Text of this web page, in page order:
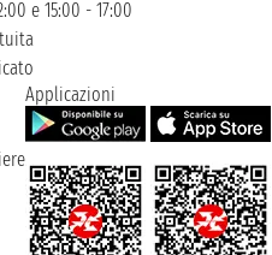
e 15:00 - 17:00
Applicazioni